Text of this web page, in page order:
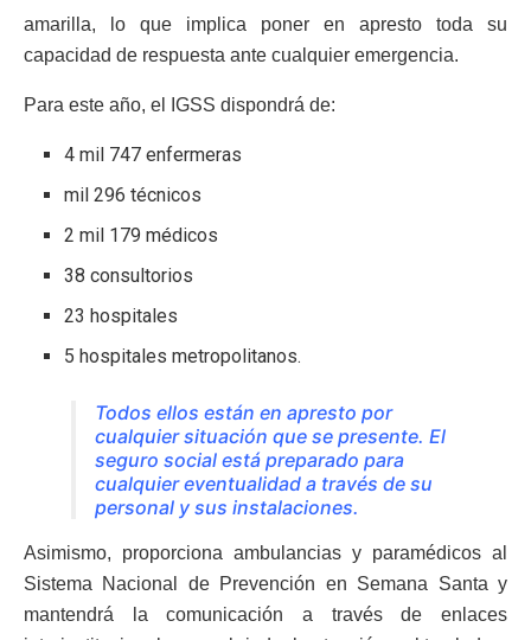
amarilla, lo que implica poner en apresto toda su
capacidad de respuesta ante cualquier emergencia.
Para este año, el IGSS dispondrá de:
4 mil 747 enfermeras
mil 296 técnicos
2 mil 179 médicos
38 consultorios
23 hospitales
5 hospitales metropolitanos.
Todos ellos están en apresto por
cualquier situación que se presente. El
seguro social está preparado para
cualquier eventualidad a través de su
personal y sus instalaciones.
Asimismo, proporciona ambulancias y paramédicos al
Sistema Nacional de Prevención en Semana Santa y
mantendrá la comunicación a través de enlaces